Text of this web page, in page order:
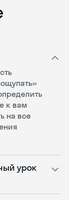
к вам
на все
урок